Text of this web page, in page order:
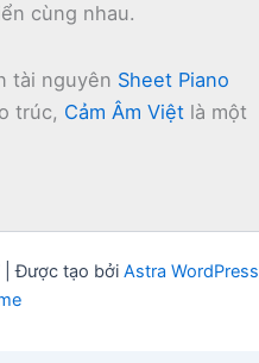
cùng nhau.
tài nguyên Sheet Piano
trúc, Cảm Âm Việt là một
| Được tạo bởi Astra WordPress